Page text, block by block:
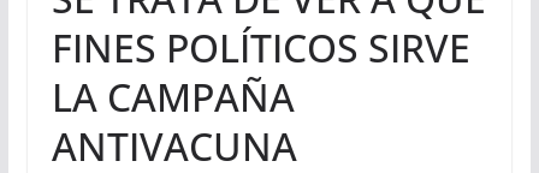
FINES POLÍTICOS SIRVE
LA CAMPAÑA
ANTIVACUNA